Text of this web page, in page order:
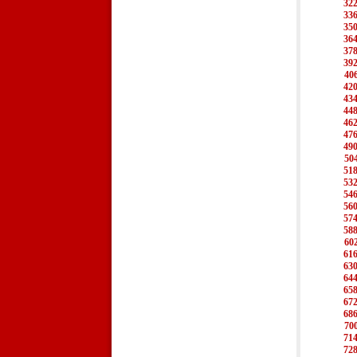
322
336
350
364
378
392
420
434
448
462
476
490
518
532
546
560
574
588
616
630
644
658
672
686
714
728